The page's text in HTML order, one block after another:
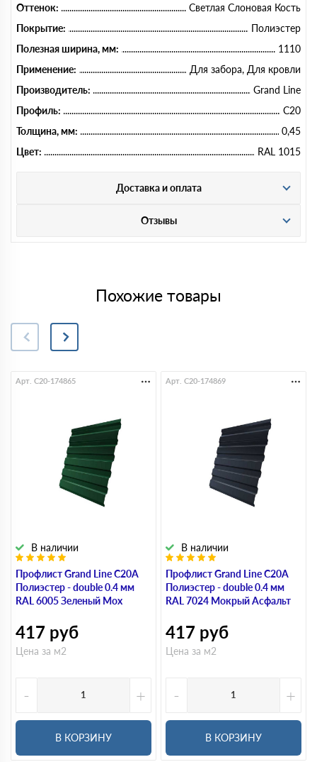
Оттенок:
Светлая Слоновая Кость
Покрытие:
Полиэстер
Полезная ширина, мм:
1110
Применение:
Для забора, Для кровли
Производитель:
Grand Line
Профиль:
C20
Толщина, мм:
0,45
Цвет:
RAL 1015
Доставка и оплата
Отзывы
Похожие товары
Профлист Grand Line C20A
Полиэстер - double 0.4 мм
RAL 6005 Зеленый Мох
В наличии
Арт. C20-174865
417 руб
Цена за м2
- +
В КОРЗИНУ
Профлист Grand Line C20A
Полиэстер - double 0.4 мм
RAL 7024 Мокрый Асфальт
В наличии
Арт. C20-174869
417 руб
Цена за м2
- +
В КОРЗИНУ